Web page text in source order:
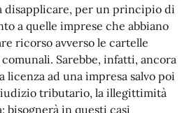
disapplicare, per un principio di
a quelle imprese che abbiano
ricorso avverso le cartelle
Sarebbe, infatti, ancora
licenza ad una impresa salvo poi
tributario, la illegittimità
bisognerà in questi casi